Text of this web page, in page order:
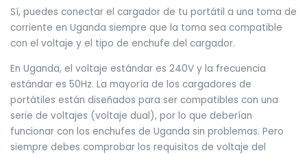
Sí, puedes conectar el cargador de tu portátil a una toma de
corriente en Uganda siempre que la toma sea compatible
con el voltaje y el tipo de enchufe del cargador.
En Uganda, el voltaje estándar es 240V y la frecuencia
estándar es 50Hz. La mayoría de los cargadores de
portátiles están diseñados para ser compatibles con una
serie de voltajes (voltaje dual), por lo que deberían
funcionar con los enchufes de Uganda sin problemas. Pero
siempre debes comprobar los requisitos de voltaje del